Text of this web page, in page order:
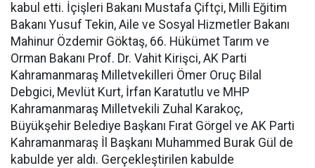
kabul etti. İçişleri Bakanı Mustafa Çiftçi, Milli Eğitim
Bakanı Yusuf Tekin, Aile ve Sosyal Hizmetler Bakanı
Mahinur Özdemir Göktaş, 66. Hükümet Tarım ve
Orman Bakanı Prof. Dr. Vahit Kirişci, AK Parti
Kahramanmaraş Milletvekilleri Ömer Oruç Bilal
Debgici, Mevlüt Kurt, İrfan Karatutlu ve MHP
Kahramanmaraş Milletvekili Zuhal Karakoç,
Büyükşehir Belediye Başkanı Fırat Görgel ve AK Parti
Kahramanmaraş İl Başkanı Muhammed Burak Gül de
kabulde yer aldı. Gerçekleştirilen kabulde